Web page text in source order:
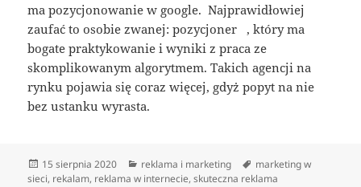
ma pozycjonowanie w google. Najprawidłowiej
zaufać to osobie zwanej: pozycjoner , który ma
bogate praktykowanie i wyniki z praca ze
skomplikowanym algorytmem. Takich agencji na
rynku pojawia się coraz więcej, gdyż popyt na nie
bez ustanku wyrasta.
Data
publikacji
15 sierpnia 2020 Kategorie
reklama i marketing Tagi
marketing w
sieci, rekalam, reklama w internecie,skuteczna reklama